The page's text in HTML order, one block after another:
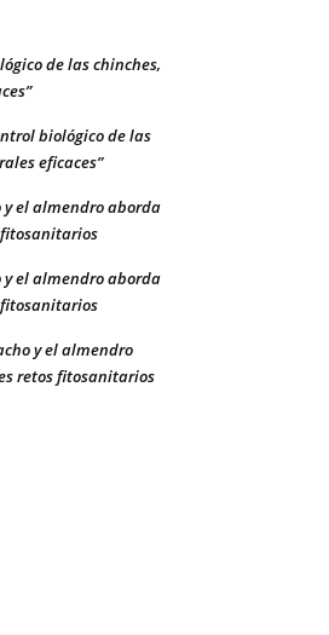
de las chinches,
biológico de las
eficaces”
y el almendro aborda
fitosanitarios
y el almendro aborda
fitosanitarios
y el almendro
retos fitosanitarios